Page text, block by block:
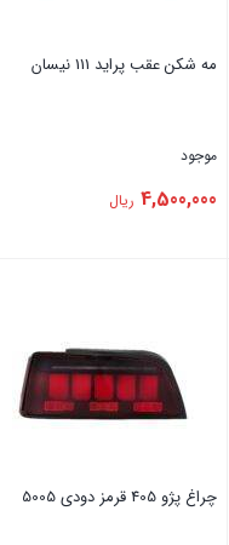
‏مه شکن عقب ‏پراید ‏111 نیسان
موجود
4,500,000 ریال
چراغ ‏پژو 405 قرمز دودی 5005